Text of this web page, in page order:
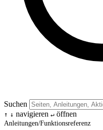
Suchen
↑ ↓ navigieren ↵ öffnen
Anleitungen/Funktionsreferenz